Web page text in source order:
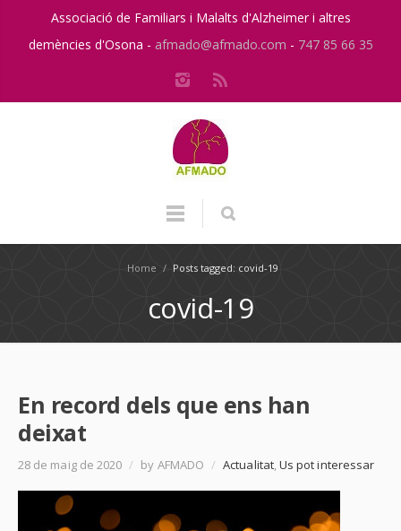
Associació de Familiars i Malalts d'Alzheimer i altres
demències d'Osona - afmado@afmado.com - 747 85 66 35
Home / Posts tagged: covid-19
covid-19
En record dels que ens han
deixat
28 de maig de 2020 / by AFMADO / Actualitat,Us pot interessar